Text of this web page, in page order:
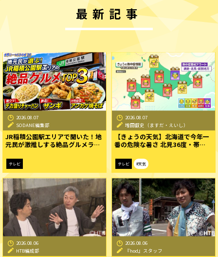
最新記事
2026.08.07
SODANE編集部
JR稲積公園駅エリアで聞いた！地
元民が激推しする絶品グルメラ…
テレビ
2026.08.07
増田叡史（ますだ・えいし）
【きょうの天気】北海道で今年一
番の危険な暑さ 北見36度・帯…
テレビ #天気
2026.08.06
HTB編成部
2026.08.06
『hod』スタッフ